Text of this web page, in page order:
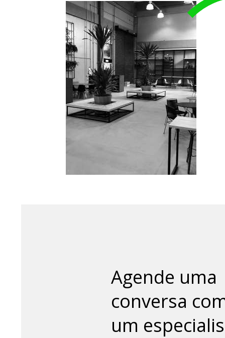
Agende uma
conversa
um